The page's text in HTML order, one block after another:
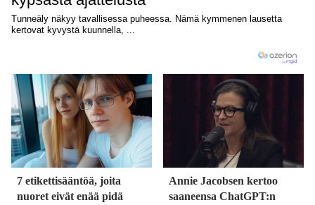
7 etikettisääntöä, joita
nuoret eivät enää pidä
Annie Jacobsen kertoo
saaneensa ChatGPT:n